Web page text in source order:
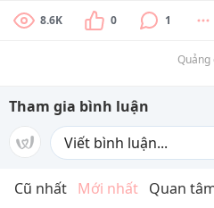
8.6K 0 1
Quảng
Tham gia bình luận
Cũ nhất Mới nhất Quan